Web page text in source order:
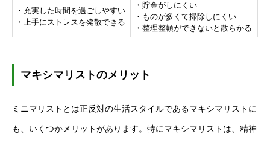
・充実した時間を過ごしやすい
・上手にストレスを発散できる
・貯金がしにくい
・ものが多くて掃除しにくい
・整理整頓ができないと散らかる
マキシマリストのメリット
ミニマリストとは正反対の生活スタイルであるマキシマリストに
も、いくつかメリットがあります。特にマキシマリストは、精神